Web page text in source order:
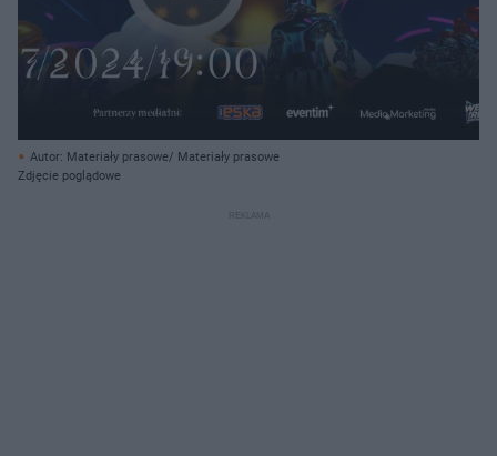
Autor: Materiały prasowe/ Materiały prasowe
Zdjęcie poglądowe